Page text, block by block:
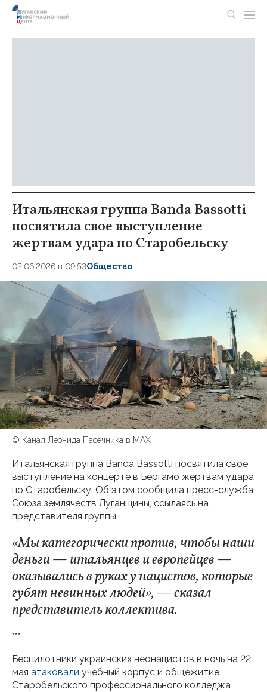
Итальянская группа Banda Bassotti
посвятила свое выступление
жертвам удара по Старобельску
02.06.2026 в 09:53Общество
© Канал Леонида Пасечника в МАХ
Итальянская группа Banda Bassotti посвятила свое
выступление на концерте в Бергамо жертвам удара
по Старобельску. Об этом сообщила пресс-служба
Союза землячеств Луганщины, ссылаясь на
представителя группы.
«Мы категорически против, чтобы наши
деньги — итальянцев и европейцев —
оказывались в руках у нацистов, которые
губят невинных людей», — сказал
представитель коллектива.
***
Беспилотники украинских неонацистов в ночь на 22
мая атаковали учебный корпус и общежитие
Старобельского профессионального колледжа